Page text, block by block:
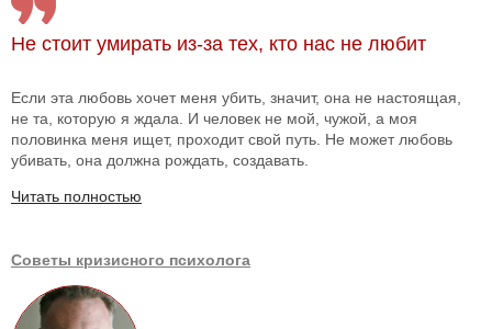
Не стоит умирать из-за тех, кто нас не любит
Если эта любовь хочет меня убить, значит, она не настоящая,
не та, которую я ждала. И человек не мой, чужой, а моя
половинка меня ищет, проходит свой путь. Не может любовь
убивать, она должна рождать, создавать.
Читать полностью
Советы кризисного психолога